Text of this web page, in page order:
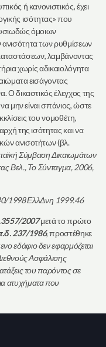
ή κανονιστικός, έχει
ισότητας» που
όμοιων
των ρυθμίσεων
λαμβάνοντας
χωρίς αδικαιολόγητα
εισάγοντας
Ο δικαστικός έλεγχος της
μην είναι σπάνιος, ώστε
του νομοθέτη,
της ισότητας και να
ανισοτήτων (βλ.
Σύμβαση Δικαιωμάτων
Βελ., Το Σύνταγμα, 2006,
1998 ΕλλΔνη 1999.46
2007μετά το πρώτο
237/1986, προστέθηκε
εδάφιο δεν εφαρμόζεται
Ασφάλισης
του παρόντος σε
ατυχήματα που